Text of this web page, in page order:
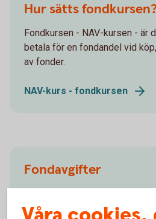
Hur sätts
Fondkursen - NAV-kursen - är
betala för en fondandel vid
av fonder.
NAV-kurs - fondkursen
Fondavgifter
du egentligen behöver tänka